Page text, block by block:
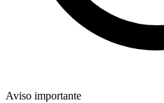
Aviso importante